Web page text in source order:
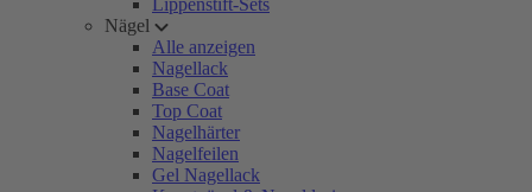
Lippenstift-Sets
Nägel
Alle anzeigen
Nagellack
Base Coat
Top Coat
Nagelhärter
Nagelfeilen
Gel Nagellack